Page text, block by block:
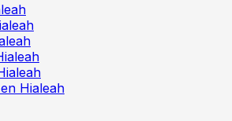
Hialeah